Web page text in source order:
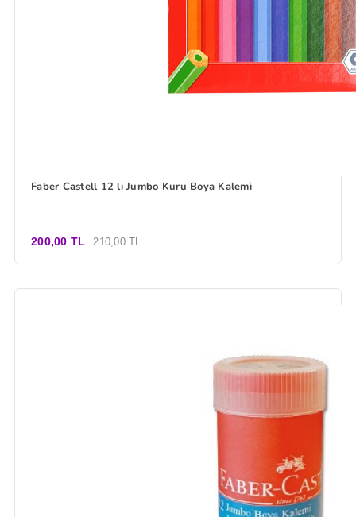
Faber Castell 12 li Jumbo Kuru Boya Kalemi
200,00 TL 210,00 TL